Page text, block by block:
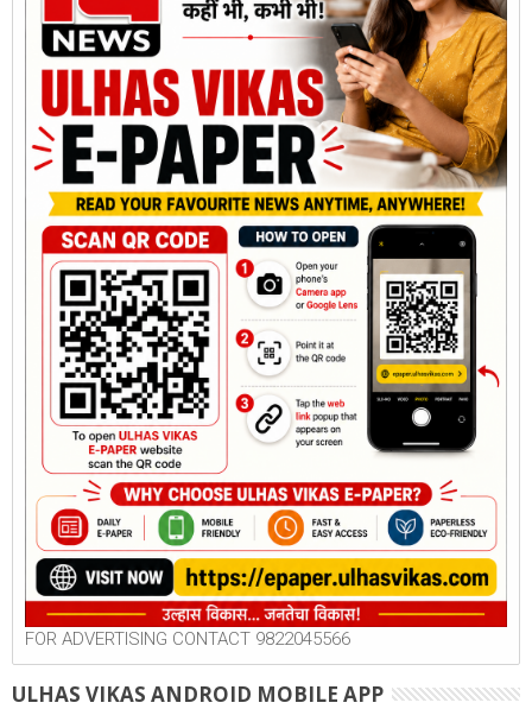
FOR ADVERTISING CONTACT 9822045566
ULHAS VIKAS ANDROID MOBILE APP